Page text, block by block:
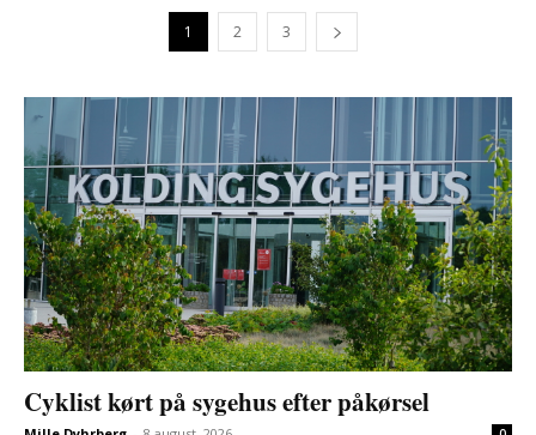
1 2 3
Cyklist kørt på sygehus efter påkørsel